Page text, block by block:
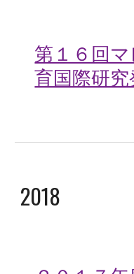
第１６回
育国際研究
2018